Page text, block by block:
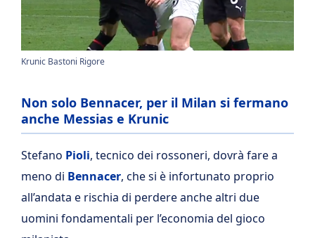
Krunic Bastoni Rigore
Non solo Bennacer, per il Milan si fermano
anche Messias e Krunic
Stefano Pioli, tecnico dei rossoneri, dovrà fare a
meno di Bennacer, che si è infortunato proprio
all’andata e rischia di perdere anche altri due
uomini fondamentali per l’economia del gioco